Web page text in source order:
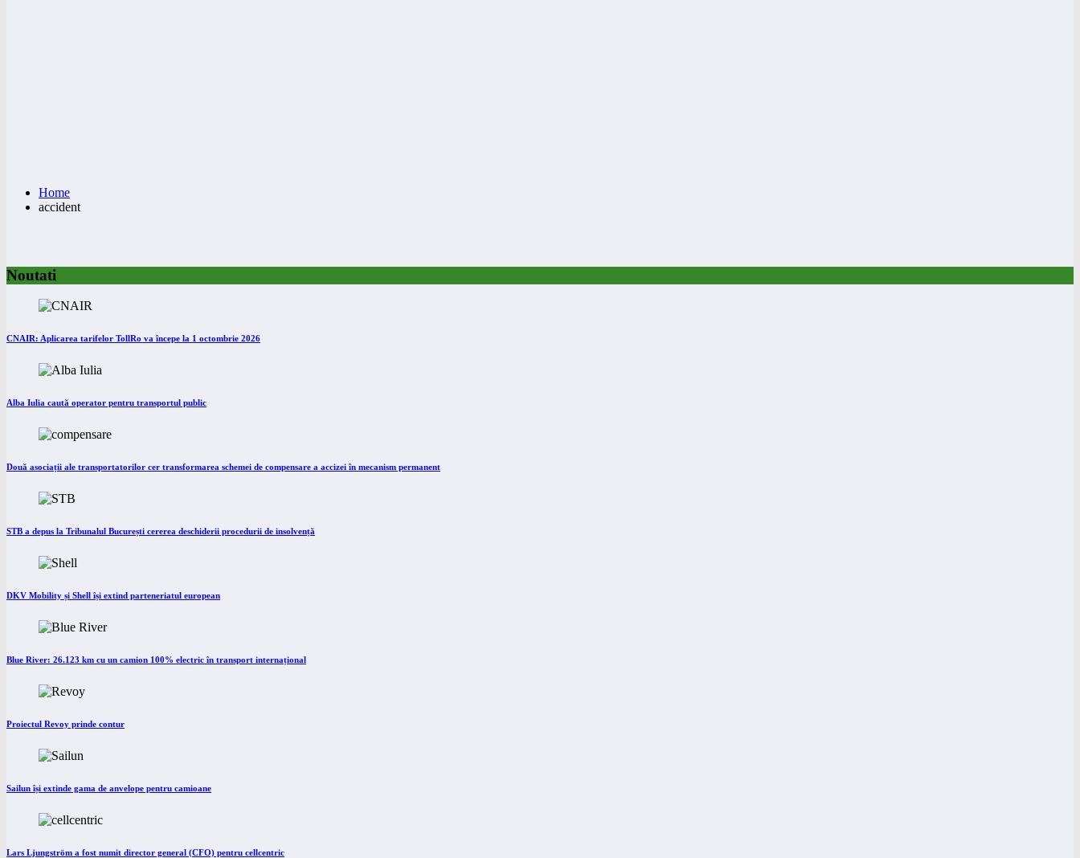
Home
accident
Noutati
CNAIR: Aplicarea tarifelor TollRo va începe la 1 octombrie 2026
Alba Iulia caută operator pentru transportul public
Două asociații ale transportatorilor cer transformarea schemei de compensare a accizei în mecanism permanent
STB a depus la Tribunalul București cererea deschiderii procedurii de insolvență
DKV Mobility și Shell își extind parteneriatul european
Blue River: 26.123 km cu un camion 100% electric în transport internațional
Proiectul Revoy prinde contur
Sailun își extinde gama de anvelope pentru camioane
Lars Ljungström a fost numit director general (CFO) pentru cellcentric